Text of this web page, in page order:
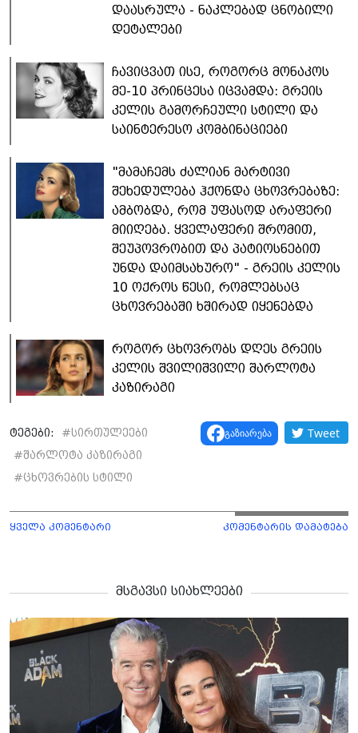
დაასრულა - ნაკლებად ცნობილი
დეტალები
ჩავიცვათ ისე, როგორც მონაკოს
მე-10 პრინცესა იცვამდა: გრეის
კელის გამორჩეული სტილი და
საინტერესო კომბინაციები
"მამაჩემს ძალიან მარტივი
შეხედულება ჰქონდა ცხოვრებაზე:
ამბობდა, რომ უფასოდ არაფერი
მიიღება. ყველაფერი შრომით,
შეუპოვრობით და პატიოსნებით
უნდა დაიმსახურო" - გრეის კელის
10 ოქროს წესი, რომლებსაც
ცხოვრებაში ხშირად იყენებდა
როგორ ცხოვრობს დღეს გრეის
კელის შვილიშვილი შარლოტა
კაზირაგი
ტეგები: #სირთულეები
#შარლოტა კაზირაგი
#ცხოვრების სტილი
გაზიარება Tweet
ყველა კომენტარი კომენტარის დამატება
მსგავსი სიახლეები